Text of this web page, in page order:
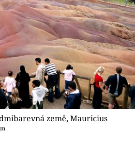
země, Mauricius